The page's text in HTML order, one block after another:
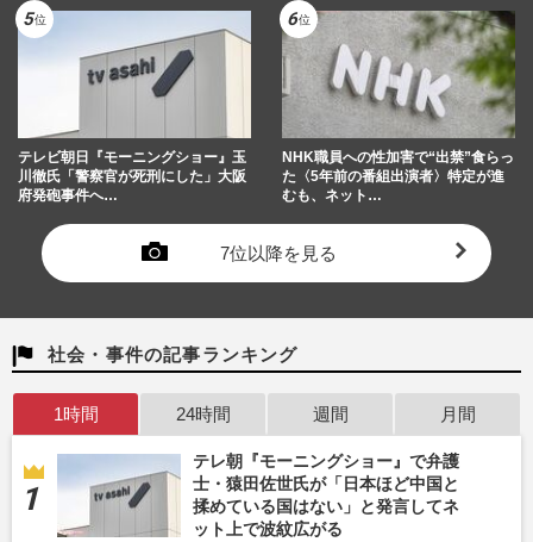
テレビ朝日『モーニングショー』玉
川徹氏「警察官が死刑にした」大阪
府発砲事件へ…
NHK職員への性加害で“出禁”食らっ
た〈5年前の番組出演者〉特定が進
むも、ネット…
7位以降を見る
社会・事件の記事ランキング
1時間 24時間 週間 月間
テレ朝『モーニングショー』で弁護
士・猿田佐世氏が「日本ほど中国と
揉めている国はない」と発言してネ
ット上で波紋広がる